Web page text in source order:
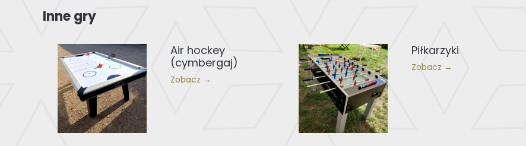
Inne gry
Air hockey
(cymbergaj)
Zobacz →
Piłkarzyki
Zobacz →